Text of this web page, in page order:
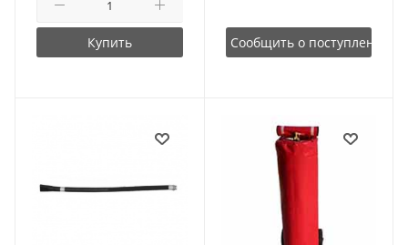
Купить Сообщить о поступлении